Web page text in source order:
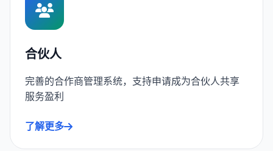
合伙人
完善的合作商管理系统，支持申请成为合伙人共享
服务盈利
了解更多